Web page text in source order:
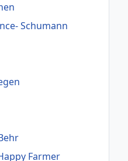
Schumann
Farmer